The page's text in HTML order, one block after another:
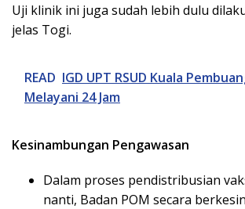
Uji klinik ini juga sudah lebih dulu
jelas Togi.
READ IGD UPT RSUD Kuala
Melayani 24 Jam
Kesinambungan Pengawasan
Dalam proses pendistribusian
nanti, Badan POM secara